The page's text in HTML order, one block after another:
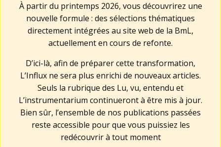
À partir du printemps 2026, vous découvrirez une
nouvelle formule : des sélections thématiques
directement intégrées au site web de la BmL,
actuellement en cours de refonte.
D’ici-là, afin de préparer cette transformation,
L’Influx ne sera plus enrichi de nouveaux articles.
Seuls la rubrique des Lu, vu, entendu et
L’instrumentarium continueront à être mis à jour.
Bien sûr, l’ensemble de nos publications passées
reste accessible pour que vous puissiez les
redécouvrir à tout moment